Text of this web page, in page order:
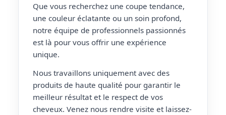
Que vous recherchez une coupe tendance,
une couleur éclatante ou un soin profond,
notre équipe de professionnels passionnés
est là pour vous offrir une expérience
unique.
Nous travaillons uniquement avec des
produits de haute qualité pour garantir le
meilleur résultat et le respect de vos
cheveux. Venez nous rendre visite et laissez-